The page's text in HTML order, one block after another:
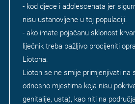
- kod djece i adolescenata jer
nisu ustanovljene u toj populaciji.
- ako imate pojačanu sklonost
liječnik treba pažljivo procijeniti
Liotona.
Lioton se ne smije primjenjivati na
odnosno mjestima koja nisu
genitalije, usta), kao niti na